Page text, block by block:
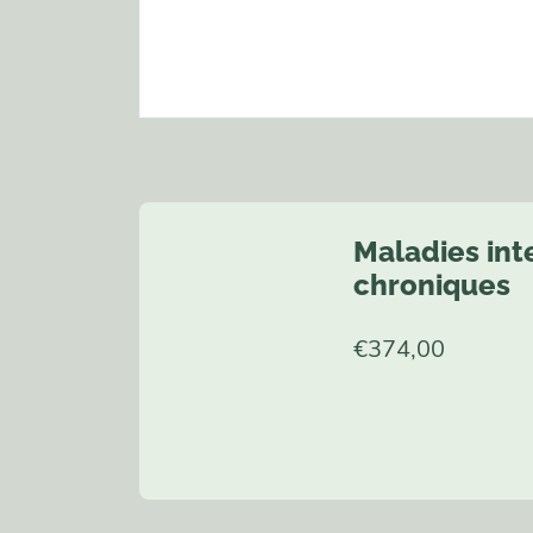
Maladies
chroniques
€374,00